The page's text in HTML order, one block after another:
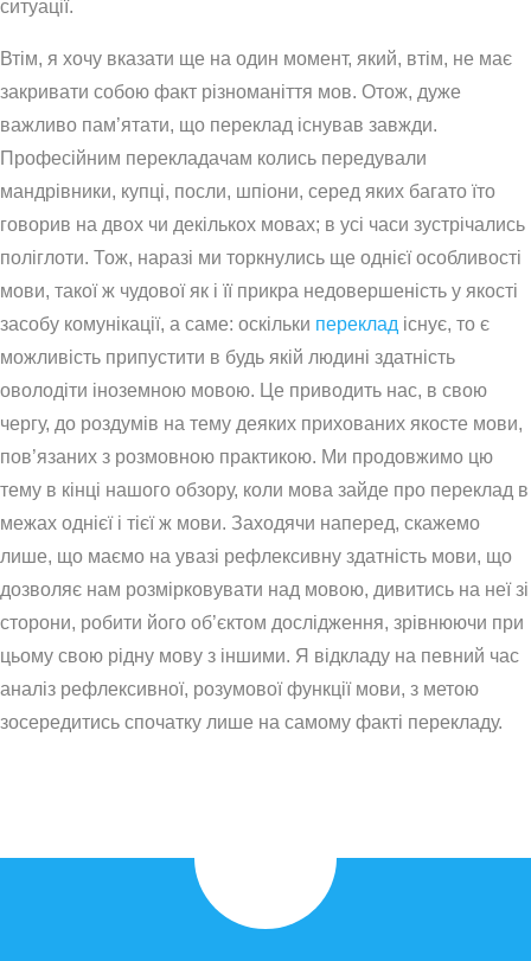
ситуації.
Втім, я хочу вказати ще на один момент, який, втім, не має
закривати собою факт різноманіття мов. Отож, дуже
важливо пам’ятати, що переклад існував завжди.
Професійним перекладачам колись передували
мандрівники, купці, посли, шпіони, серед яких багато їто
говорив на двох чи декількох мовах; в усі часи зустрічались
поліглоти. Тож, наразі ми торкнулись ще однієї особливості
мови, такої ж чудової як і її прикра недовершеність у якості
засобу комунікації, а саме: оскільки переклад існує, то є
можливість припустити в будь якій людині здатність
оволодіти іноземною мовою. Це приводить нас, в свою
чергу, до роздумів на тему деяких прихованих якосте мови,
пов’язаних з розмовною практикою. Ми продовжимо цю
тему в кінці нашого обзору, коли мова зайде про переклад в
межах однієї і тієї ж мови. Заходячи наперед, скажемо
лише, що маємо на увазі рефлексивну здатність мови, що
дозволяє нам розмірковувати над мовою, дивитись на неї зі
сторони, робити його об’єктом дослідження, зрівнюючи при
цьому свою рідну мову з іншими. Я відкладу на певний час
аналіз рефлексивної, розумової функції мови, з метою
зосередитись спочатку лише на самому факті перекладу.